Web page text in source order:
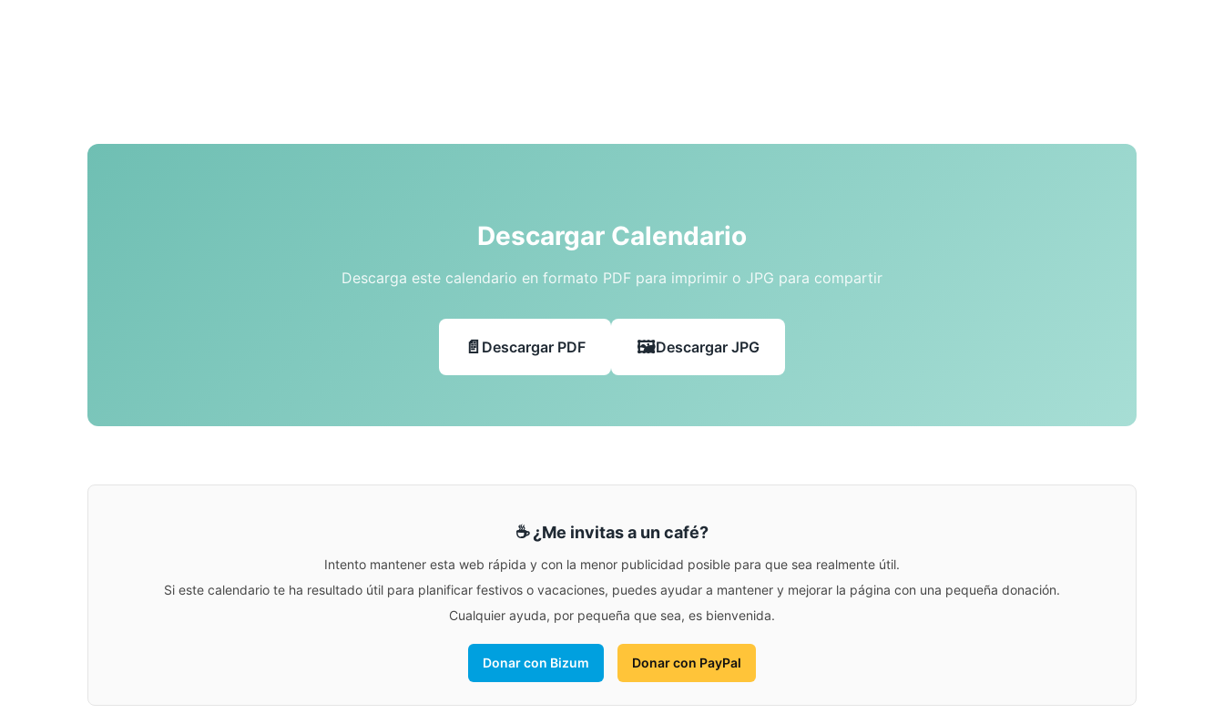
Descargar Calendario
Descarga este calendario en formato PDF para imprimir o JPG para compartir
Descargar PDF Descargar JPG
☕ ¿Me invitas a un café?
Intento mantener esta web rápida y con la menor publicidad posible para que sea realmente útil.
Si este calendario te ha resultado útil para planificar festivos o vacaciones, puedes ayudar a mantener y mejorar la página con una pequeña donación.
Cualquier ayuda, por pequeña que sea, es bienvenida.
Donar con Bizum Donar con PayPal